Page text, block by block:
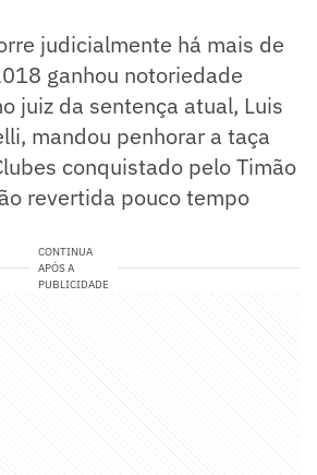
judicialmente há mais de
ganhou notoriedade
juiz da sentença atual, Luis
mandou penhorar a taça
conquistado pelo Timão
revertida pouco tempo
CONTINUA
APÓS A
PUBLICIDADE